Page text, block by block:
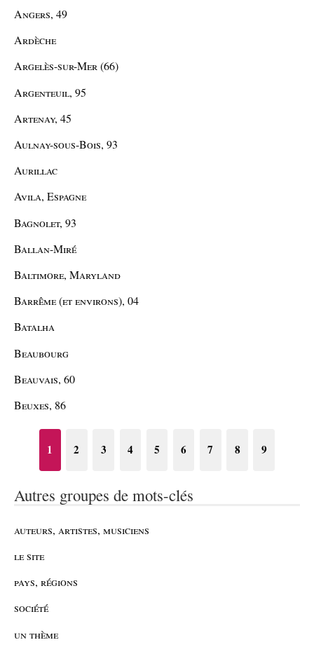
Angers, 49
Ardèche
Argelès-sur-Mer (66)
Argenteuil, 95
Artenay, 45
Aulnay-sous-Bois, 93
Aurillac
Avila, Espagne
Bagnolet, 93
Ballan-Miré
Baltimore, Maryland
Barrême (et environs), 04
Batalha
Beaubourg
Beauvais, 60
Beuxes, 86
1 2 3 4 5 6 7 8 9
Autres groupes de mots-clés
auteurs, artistes, musiciens
le site
pays, régions
société
un thème